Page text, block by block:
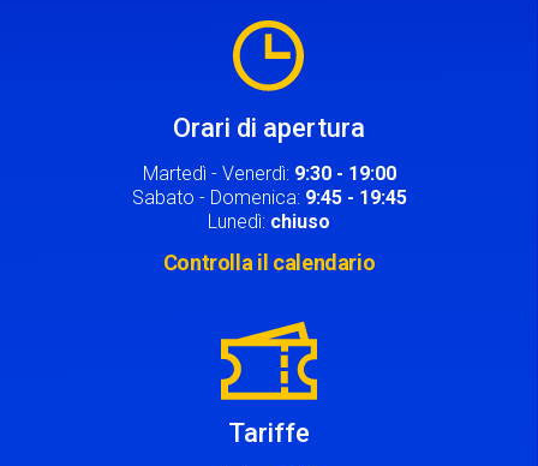
Orari di apertura
Martedì - Venerdì: 9:30 - 19:00
Sabato - Domenica: 9:45 - 19:45
Lunedì: chiuso
Controlla il calendario
Tariffe